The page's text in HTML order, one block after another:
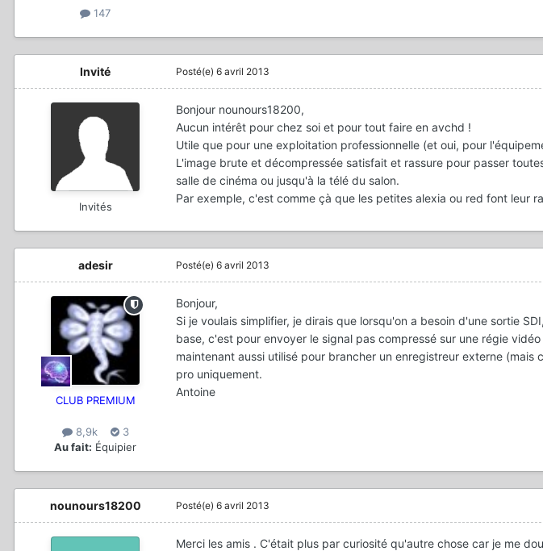
147
Invité
Invités
Posté(e) 6 avril 2013
Bonjour nounours18200,
Aucun intérêt pour chez soi et pour tout faire en avchd !
Utile que pour une exploitation professionnelle (et oui, pour
L'image brute et décompressée satisfait et rassure pour passer
salle de cinéma ou jusqu'à la télé du salon.
Par exemple, c'est comme çà que les petites alexia ou red font leur
adesir
CLUB PREMIUM
8,9k
3
Au fait: Équipier
Posté(e) 6 avril 2013
Bonjour,
Si je voulais simplifier, je dirais que lorsqu'on a besoin d'une sortie
base, c'est pour envoyer le signal pas compressé sur une régie
maintenant aussi utilisé pour brancher un enregistreur externe (mais
pro uniquement.
Antoine
nounours18200 Posté(e) 6 avril 2013
Merci les amis . C'était plus par curiosité qu'autre chose car je me